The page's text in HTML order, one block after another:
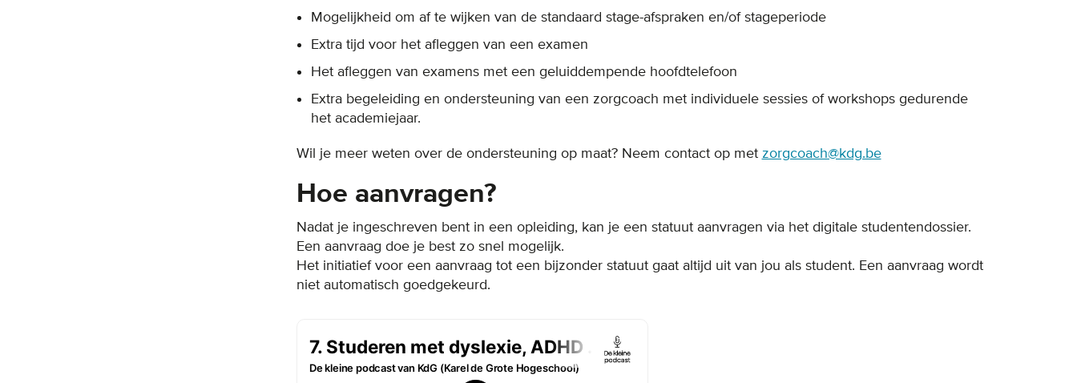
Mogelijkheid om af te wijken van de standaard stage-afspraken en/of stageperiode
Extra tijd voor het afleggen van een examen
Het afleggen van examens met een geluiddempende hoofdtelefoon
Extra begeleiding en ondersteuning van een zorgcoach met individuele sessies of workshops gedurende
het academiejaar.
Wil je meer weten over de ondersteuning op maat? Neem contact op met zorgcoach@kdg.be
Hoe aanvragen?
Nadat je ingeschreven bent in een opleiding, kan je een statuut aanvragen via het digitale studentendossier.
Een aanvraag doe je best zo snel mogelijk.
Het initiatief voor een aanvraag tot een bijzonder statuut gaat altijd uit van jou als student. Een aanvraag wordt
niet automatisch goedgekeurd.